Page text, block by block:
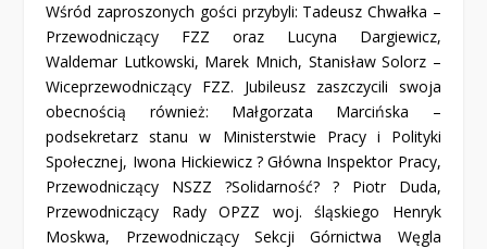
Wśród zaproszonych gości przybyli: Tadeusz Chwałka –
Przewodniczący FZZ oraz Lucyna Dargiewicz,
Waldemar Lutkowski, Marek Mnich, Stanisław Solorz –
Wiceprzewodniczący FZZ. Jubileusz zaszczycili swoja
obecnością również: Małgorzata Marcińska –
podsekretarz stanu w Ministerstwie Pracy i Polityki
Społecznej, Iwona Hickiewicz ? Główna Inspektor Pracy,
Przewodniczący NSZZ ?Solidarność? ? Piotr Duda,
Przewodniczący Rady OPZZ woj. śląskiego Henryk
Moskwa, Przewodniczący Sekcji Górnictwa Węgla